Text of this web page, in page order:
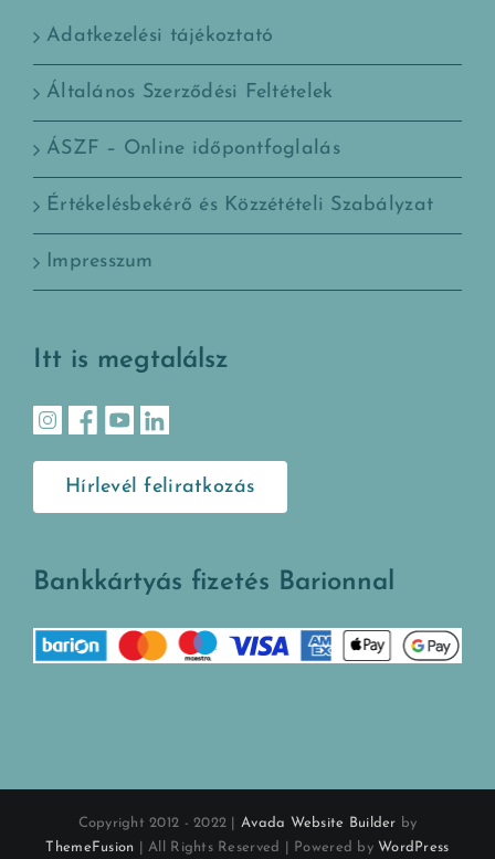
Adatkezelési tájékoztató
Általános Szerződési Feltételek
ÁSZF – Online időpontfoglalás
Értékelésbekérő és Közzétételi Szabályzat
Impresszum
Itt is megtalálsz
Hírlevél feliratkozás
Bankkártyás fizetés Barionnal
Copyright 2012 - 2022 | Avada Website Builder by
ThemeFusion | All Rights Reserved | Powered byWordPress